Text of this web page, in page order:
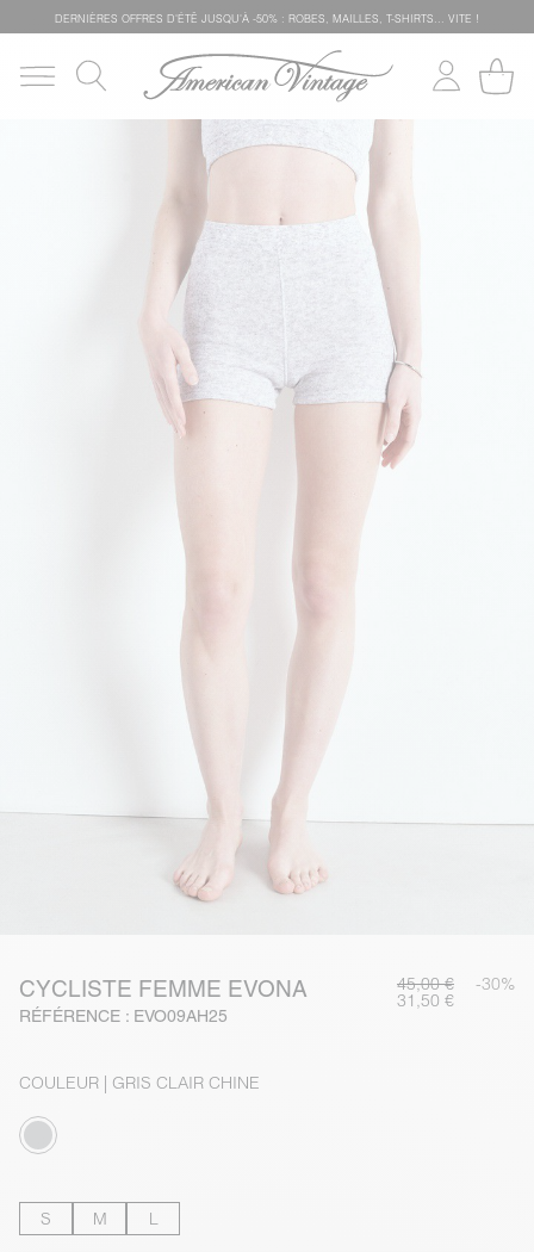
DERNIÈRES OFFRES D'ÉTÊ JUSQU'À -50% : ROBES, MAILLES, T-SHIRTS... VITE !
CYCLISTE FEMME EVONA
RÉFÉRENCE : EVO09AH25
45,00 € -30%
31,50 €
COULEUR | GRIS CLAIR CHINE
S M L